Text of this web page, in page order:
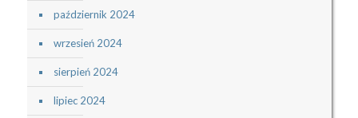
październik 2024
wrzesień 2024
sierpień 2024
lipiec 2024